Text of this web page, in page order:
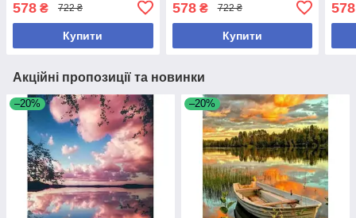
578 ₴ 722 ₴
Купити
578₴ 722 ₴
Купити
578
Акційні пропозиції та новинки
–20% –20%